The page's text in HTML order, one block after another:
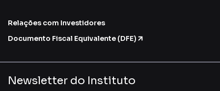
Relações com Investidores
Documento Fiscal Equivalente (DFE)
Newsletter do Instituto